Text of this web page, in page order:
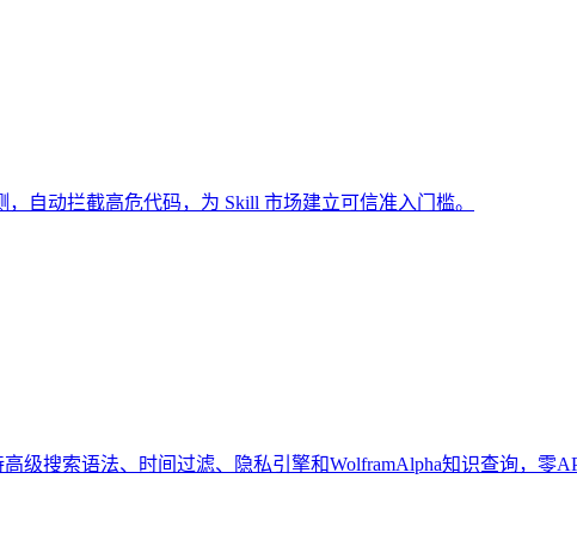
自动拦截高危代码，为 Skill 市场建立可信准入门槛。
级搜索语法、时间过滤、隐私引擎和WolframAlpha知识查询，零